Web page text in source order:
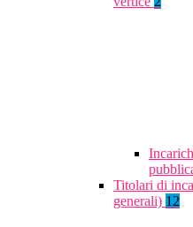
Titolari di
generali) 12